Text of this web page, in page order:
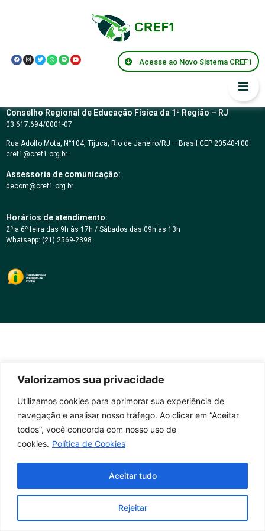
Valorizamos sua privacidade
Utilizamos cookies para aprimorar sua experiência de
navegação e analisar nosso tráfego. Ao clicar em “Aceitar
todos”, você concorda com nosso uso de
cookies. Política de Cookies
Rejeitar
Aceitar tudo
Acesse ao Novo Sistema CREF1
Resolução CREF1
072/2011
Conselho Regional de Educação Física da 1ª Região – RJ
03.617.694/0001-07
Rua Adolfo Mota, N°104, Tijuca, Rio de Janeiro/RJ – Brasil CEP 20540-100
cref1@cref1.org.br
Assessoria de comunicação:
decom@cref1.org.br
Horários de atendimento:
2ª a 6ª feira das 9h às 17h / Sábados das 09h às 13h
Whatsapp: (21) 2569-2398